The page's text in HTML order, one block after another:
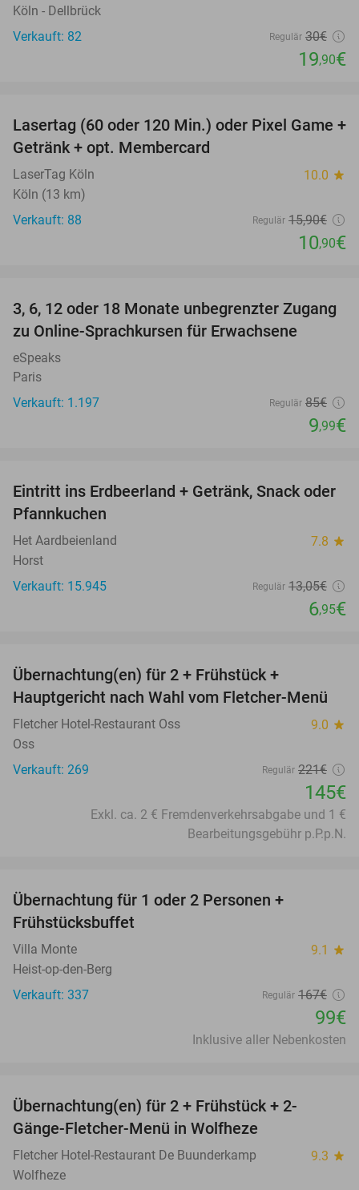
Köln - Dellbrück
Verkauft: 82
Regulär 30€
19,90€
31%
Lasertag (60 oder 120 Min.) oder Pixel Game +
Getränk + opt. Membercard
LaserTag Köln 10.0 star
Köln (13 km)
Verkauft: 88
Regulär 15,90€
10,90€
88%
3, 6, 12 oder 18 Monate unbegrenzter Zugang
zu Online-Sprachkursen für Erwachsene
eSpeaks
Paris
Verkauft: 1.197
Regulär 85€
9,99€
47%
Eintritt ins Erdbeerland + Getränk, Snack oder
Pfannkuchen
Het Aardbeienland 7.8 star
Horst
Verkauft: 15.945
Regulär 13,05€
6,95€
Übernachtung(en) für 2 + Frühstück +
Hauptgericht nach Wahl vom Fletcher-Menü
Fletcher Hotel-Restaurant Oss 9.0 star
Oss
Verkauft: 269
Regulär 221€
145€
Exkl. ca. 2 € Fremdenverkehrsabgabe und 1 €
Bearbeitungsgebühr p.P.p.N.
Übernachtung für 1 oder 2 Personen +
Frühstücksbuffet
Villa Monte 9.1 star
Heist-op-den-Berg
Verkauft: 337
Regulär 167€
99€
Inklusive aller Nebenkosten
Übernachtung(en) für 2 + Frühstück + 2-
Gänge-Fletcher-Menü in Wolfheze
Fletcher Hotel-Restaurant De Buunderkamp 9.3 star
Wolfheze